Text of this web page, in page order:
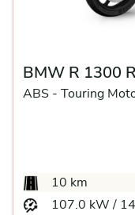
BMW R 1300
ABS - Touring
10 km
107.0 kW /